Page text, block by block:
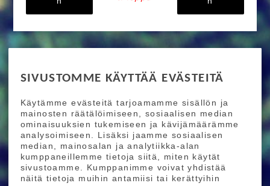
SIVUSTOMME KÄYTTÄÄ EVÄSTEITÄ
Käytämme evästeitä tarjoamamme sisällön ja
mainosten räätälöimiseen, sosiaalisen median
ominaisuuksien tukemiseen ja kävijämäärämme
analysoimiseen. Lisäksi jaamme sosiaalisen
median, mainosalan ja analytiikka-alan
kumppaneillemme tietoja siitä, miten käytät
sivustoamme. Kumppanimme voivat yhdistää
näitä tietoja muihin antamiisi tai kerättyihin
Ride More – Pyöräkauppa ja pyörähuolto
Helsingissä
TILAA UUTISKIRJEEMME
Tilaamalla uutiskirjeemme saat uusimmat edut